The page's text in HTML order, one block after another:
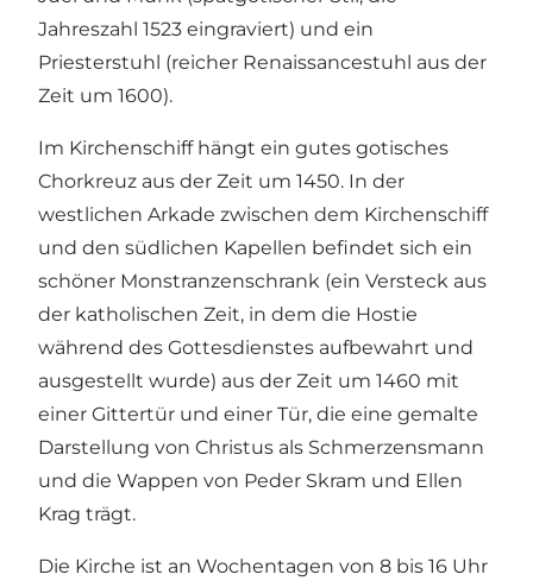
Jahreszahl 1523 eingraviert) und ein
Priesterstuhl (reicher Renaissancestuhl aus der
Zeit um 1600).
Im Kirchenschiff hängt ein gutes gotisches
Chorkreuz aus der Zeit um 1450. In der
westlichen Arkade zwischen dem Kirchenschiff
und den südlichen Kapellen befindet sich ein
schöner Monstranzenschrank (ein Versteck aus
der katholischen Zeit, in dem die Hostie
während des Gottesdienstes aufbewahrt und
ausgestellt wurde) aus der Zeit um 1460 mit
einer Gittertür und einer Tür, die eine gemalte
Darstellung von Christus als Schmerzensmann
und die Wappen von Peder Skram und Ellen
Krag trägt.
Die Kirche ist an Wochentagen von 8 bis 16 Uhr